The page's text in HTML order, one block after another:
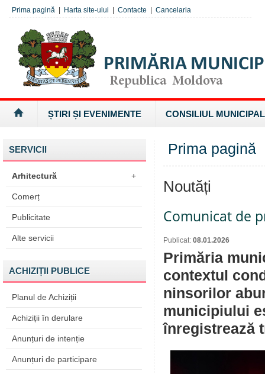
Prima pagină Harta site-ului Contacte Cancelaria
ȘTIRI ȘI EVENIMENTE CONSILIUL MUNICIPAL
SERVICII
Arhitectură +
Comerț
Publicitate
Alte servicii
ACHIZIȚII PUBLICE
Planul de Achiziții
Achiziții în derulare
Anunțuri de intenție
Anunțuri de participare
Prima pagină
Noutăți
Comunicat de
Publicat: 08.01.2026
Primăria
contextul
ninsorilor
municipiului
înregistrează